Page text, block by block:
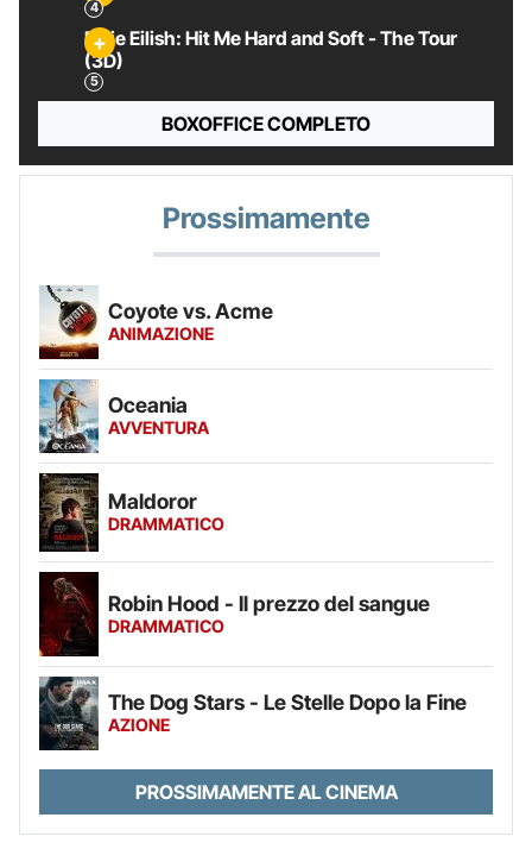
Billie Eilish: Hit Me Hard and Soft - The Tour
(3D)
BOXOFFICE COMPLETO
Prossimamente
Coyote vs. Acme
ANIMAZIONE
Oceania
AVVENTURA
Maldoror
DRAMMATICO
Robin Hood - Il prezzo del sangue
DRAMMATICO
The Dog Stars - Le Stelle Dopo la Fine
AZIONE
PROSSIMAMENTE AL CINEMA